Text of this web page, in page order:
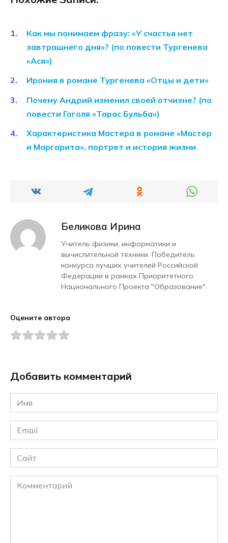
Как мы понимаем фразу: «У счастья нет
завтрашнего дня»? (по повести Тургенева
«Ася»)
Ирония в романе Тургенева «Отцы и дети»
Почему Андрий изменил своей отчизне? (по
повести Гоголя «Тарас Бульба»)
Характеристика Мастера в романе «Мастер
и Маргарита», портрет и история жизни
Беликова Ирина
Учитель физики, информатики и
вычислительной техники. Победитель
конкурса лучших учителей Российской
Федерации в рамках Приоритетного
Национального Проекта "Образование".
Оцените автора
Добавить комментарий
Имя
*
Email
*
Сайт
Комментарий